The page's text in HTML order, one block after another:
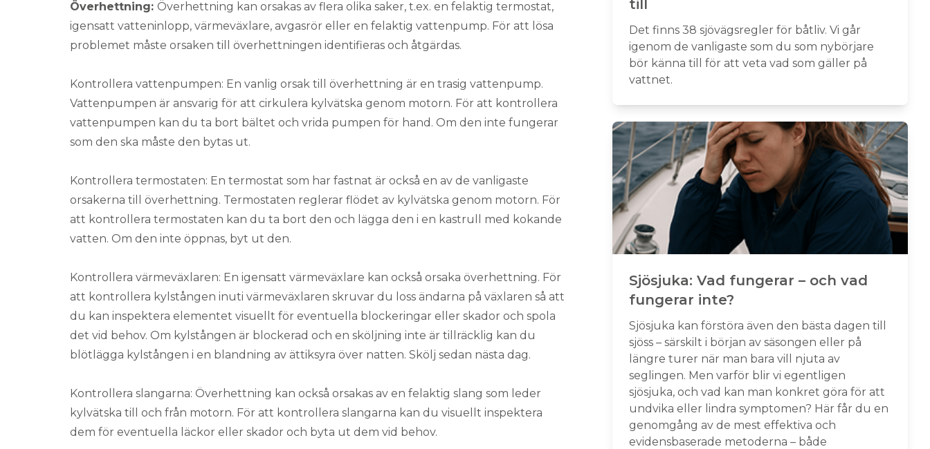
Överhettning: Överhettning kan orsakas av flera olika saker, t.ex. en felaktig termostat,
igensatt vatteninlopp, värmeväxlare, avgasrör eller en felaktig vattenpump. För att lösa
problemet måste orsaken till överhettningen identifieras och åtgärdas.
Kontrollera vattenpumpen: En vanlig orsak till överhettning är en trasig vattenpump.
Vattenpumpen är ansvarig för att cirkulera kylvätska genom motorn. För att kontrollera
vattenpumpen kan du ta bort bältet och vrida pumpen för hand. Om den inte fungerar
som den ska måste den bytas ut.
Kontrollera termostaten: En termostat som har fastnat är också en av de vanligaste
orsakerna till överhettning. Termostaten reglerar flödet av kylvätska genom motorn. För
att kontrollera termostaten kan du ta bort den och lägga den i en kastrull med kokande
vatten. Om den inte öppnas, byt ut den.
Kontrollera värmeväxlaren: En igensatt värmeväxlare kan också orsaka överhettning. För
att kontrollera kylstången inuti värmeväxlaren skruvar du loss ändarna på växlaren så att
du kan inspektera elementet visuellt för eventuella blockeringar eller skador och spola
det vid behov. Om kylstången är blockerad och en sköljning inte är tillräcklig kan du
blötlägga kylstången i en blandning av ättiksyra över natten. Skölj sedan nästa dag.
Kontrollera slangarna: Överhettning kan också orsakas av en felaktig slang som leder
kylvätska till och från motorn. För att kontrollera slangarna kan du visuellt inspektera
dem för eventuella läckor eller skador och byta ut dem vid behov.
till
Det finns 38 sjövägsregler för båtliv. Vi går
igenom de vanligaste som du som nybörjare
bör känna till för att veta vad som gäller på
vattnet.
Sjösjuka: Vad fungerar – och vad
fungerar inte?
Sjösjuka kan förstöra även den bästa dagen till
sjöss – särskilt i början av säsongen eller på
längre turer när man bara vill njuta av
seglingen. Men varför blir vi egentligen
sjösjuka, och vad kan man konkret göra för att
undvika eller lindra symptomen? Här får du en
genomgång av de mest effektiva och
evidensbaserade metoderna – både